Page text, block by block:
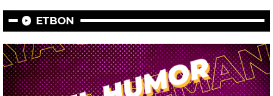
ETBON